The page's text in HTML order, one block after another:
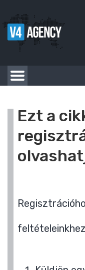
Ezt a